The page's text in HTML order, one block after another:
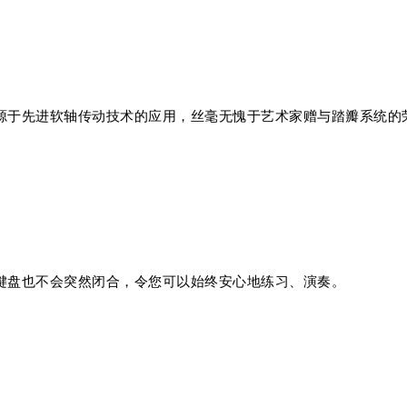
先进软轴传动技术的应用，丝毫无愧于艺术家赠与踏瓣系统的
也不会突然闭合，令您可以始终安心地练习、演奏。